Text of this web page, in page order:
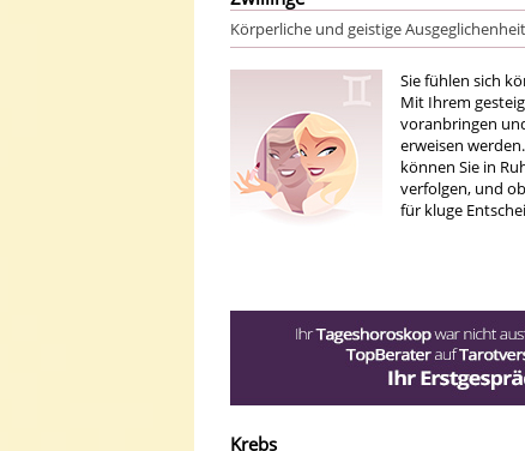
Körperliche und geistige Ausgeglichenheit
Sie fühlen sich
Mit Ihrem
voranbringen
erweisen
können Sie in
verfolgen, und
für kluge
Krebs